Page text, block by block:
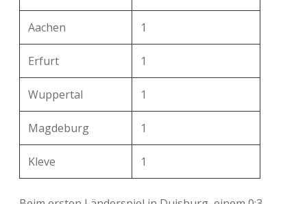
Aachen 1
Erfurt 1
Wuppertal 1
Magdeburg 1
Kleve 1